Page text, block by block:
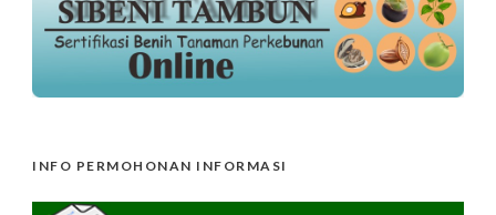
INFO PERMOHONAN INFORMASI